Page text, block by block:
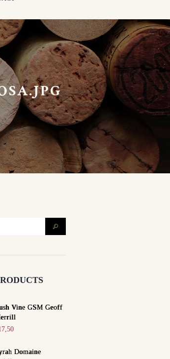
Vine GSM Geoff
Domaine